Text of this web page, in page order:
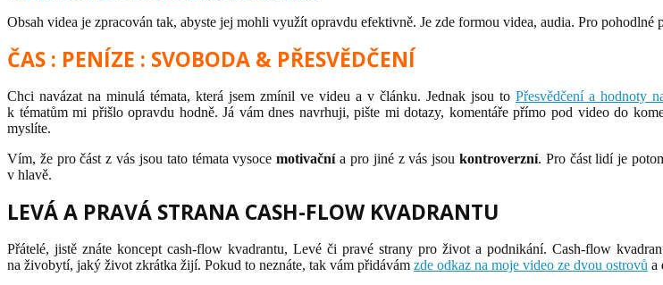
Obsah videa je zpracován tak, abyste jej mohli využít opravdu efektivně. Je zde formou videa, audia. Pro
ČAS : PENÍZE : SVOBODA & PŘESVĚDČENÍ
Chci navázat na minulá témata, která jsem zmínil ve videu a v článku. Jednak jsou to Přesvědčení a hodnoty
k tématům mi přišlo opravdu hodně. Já vám dnes navrhuji, pište mi dotazy, komentáře přímo pod video do
myslíte.
Vím, že pro část z vás jsou tato témata vysocemotivačnía pro jiné z vás jsou kontroverzní. Pro část lidí je
v hlavě.
LEVÁ A PRAVÁ STRANA CASH-FLOW KVADRANTU
Přátelé, jistě znáte koncept cash-flow kvadrantu, Levé či pravé strany pro život a podnikání. Cash-flow
na živobytí, jaký život zkrátka žijí. Pokud to neznáte, tak vám přidávám zde odkaz na moje video ze dvou ostrovů a